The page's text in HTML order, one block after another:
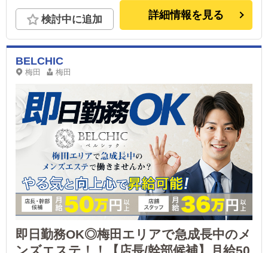
御堂筋線「梅田駅」から徒歩10分
検討中に追加 詳細情報を見る
BELCHIC
梅田 梅田
即日勤務OK◎梅田エリアで急成長中のメ
ンズエステ！！【店長/幹部候補】月給50